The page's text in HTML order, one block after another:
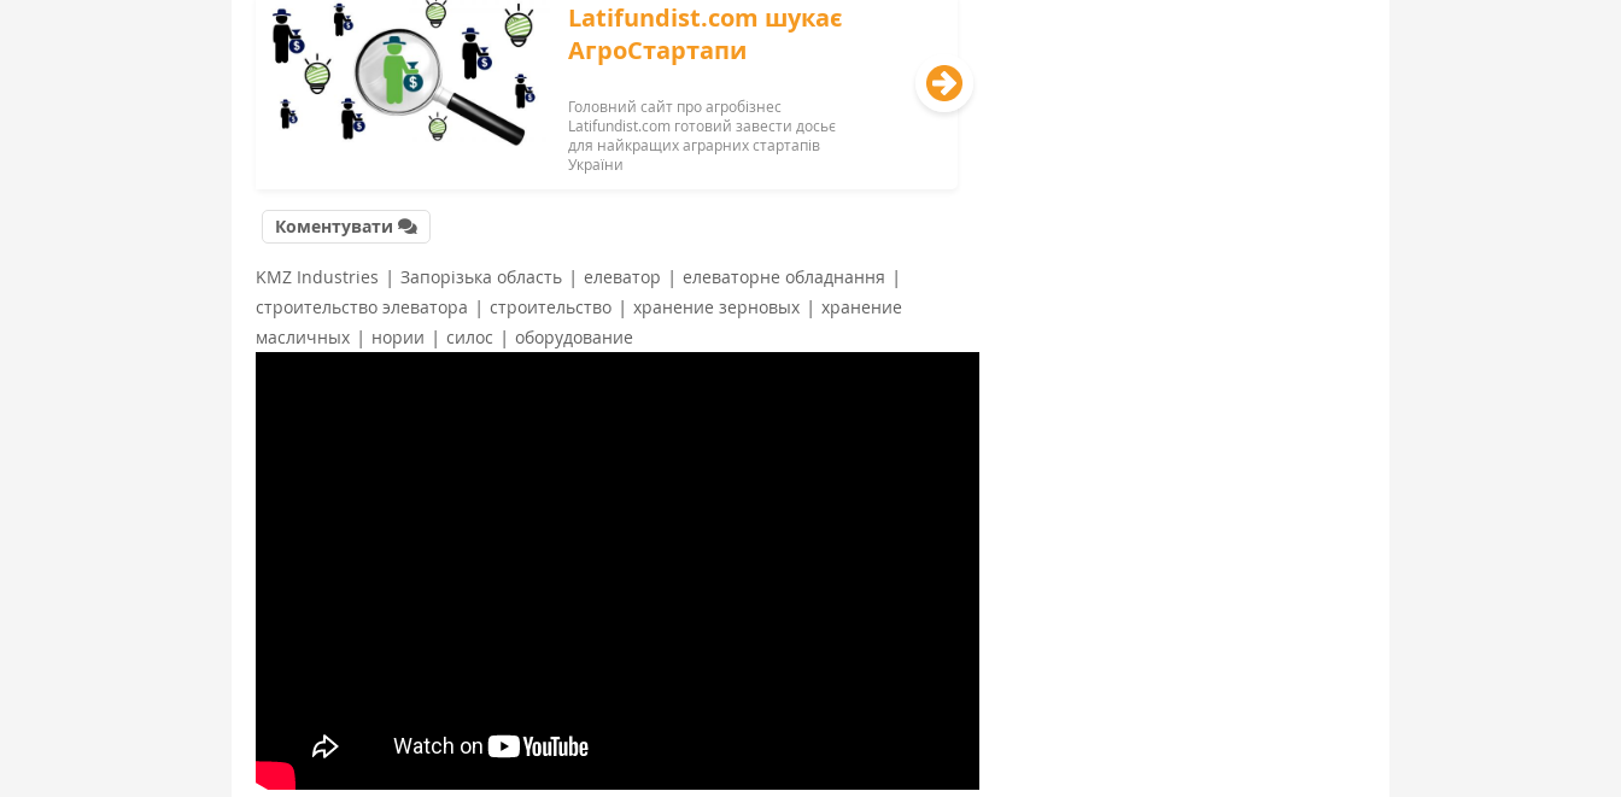
Latifundist.com шукає
АгроСтартапи
Головний сайт про агробізнес
Latifundist.com готовий завести досьє
для найкращих аграрних стартапів
України
Коментувати
KMZ Industries | Запорізька область | елеватор | елеваторне обладнання |
строительство элеватора | строительство | хранение зерновых | хранение
масличных | нории | силос | оборудование